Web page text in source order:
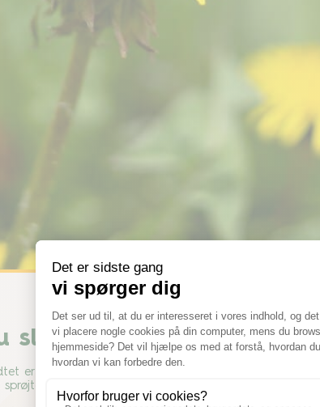
slipper af med ukrudt
er i vækst, normalt i perioden marts – september.
når det blæser, eller når ukrudtet ikke vokser.